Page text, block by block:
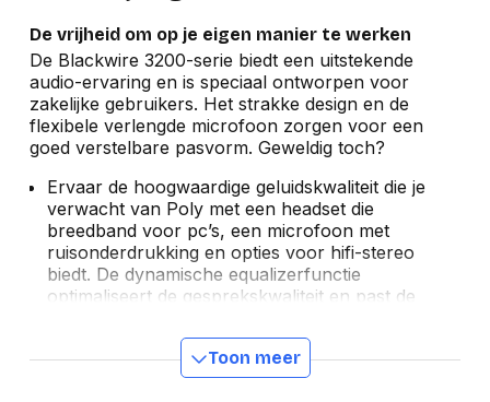
De vrijheid om op je eigen manier te werken
De Blackwire 3200-serie biedt een uitstekende
audio-ervaring en is speciaal ontworpen voor
zakelijke gebruikers. Het strakke design en de
flexibele verlengde microfoon zorgen voor een
goed verstelbare pasvorm. Geweldig toch?
Ervaar de hoogwaardige geluidskwaliteit die je
verwacht van Poly met een headset die
breedband voor pc’s, een microfoon met
ruisonderdrukking en opties voor hifi-stereo
biedt. De dynamische equalizerfunctie
optimaliseert de gesprekskwaliteit en past de
Ideaal voor het beheren van gesprekken op je
pc, mobiele telefoon of tablet, gecombineerd met
Toon meer